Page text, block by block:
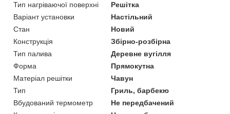
Тип нагріваючої поверхні
Решітка
Варіант установки
Настільний
Стан
Новий
Конструкція
Збірно-розбірна
Тип палива
Деревне вугілля
Форма
Прямокутна
Матеріал решітки
Чавун
Тип
Гриль, барбекю
Вбудований термометр
Не передбачений